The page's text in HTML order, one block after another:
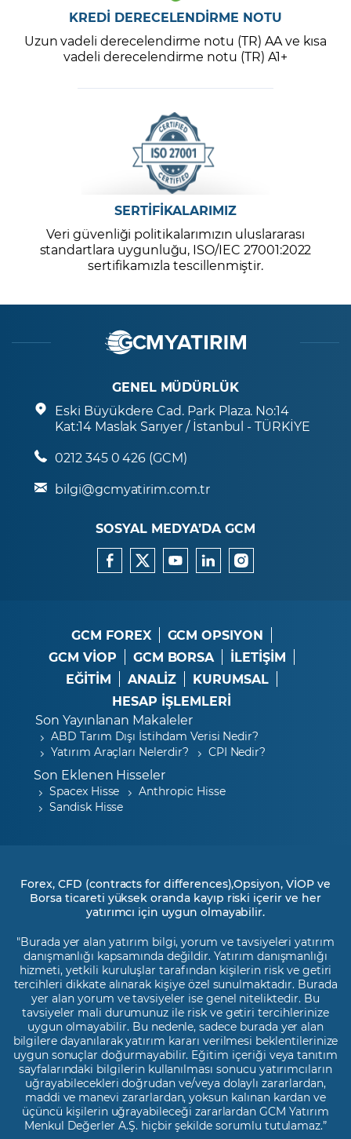
KREDİ DERECELENDİRME NOTU
Uzun vadeli derecelendirme notu (TR) AA ve kısa
vadeli derecelendirme notu (TR) A1+
SERTİFİKALARIMIZ
Veri güvenliği politikalarımızın uluslararası
standartlara uygunluğu, ISO/IEC 27001:2022
sertifikamızla tescillenmiştir.
GENEL MÜDÜRLÜK
Eski Büyükdere Cad. Park Plaza. No:14
Kat:14 Maslak Sarıyer / İstanbul - TÜRKİYE
0212 345 0 426 (GCM)
bilgi@gcmyatirim.com.tr
SOSYAL MEDYA’DA GCM
GCM FOREX
GCM OPSIYON
GCM VİOP
GCM BORSA
İLETİŞİM
EĞİTİM
ANALİZ
KURUMSAL
HESAP İŞLEMLERİ
Son Yayınlanan Makaleler
ABD Tarım Dışı İstihdam Verisi Nedir?
Yatırım Araçları Nelerdir?
CPI Nedir?
Son Eklenen Hisseler
Spacex Hisse
Anthropic Hisse
Sandisk Hisse
Forex, CFD (contracts for differences),Opsiyon, VİOP ve
Borsa ticareti yüksek oranda kayıp riski içerir ve her
yatırımcı için uygun olmayabilir.
"Burada yer alan yatırım bilgi, yorum ve tavsiyeleri yatırım
danışmanlığı kapsamında değildir. Yatırım danışmanlığı
hizmeti, yetkili kuruluşlar tarafından kişilerin risk ve getiri
tercihleri dikkate alınarak kişiye özel sunulmaktadır. Burada
yer alan yorum ve tavsiyeler ise genel niteliktedir. Bu
tavsiyeler mali durumunuz ile risk ve getiri tercihlerinize
uygun olmayabilir. Bu nedenle, sadece burada yer alan
bilgilere dayanılarak yatırım kararı verilmesi beklentilerinize
uygun sonuçlar doğurmayabilir. Eğitim içeriği veya tanıtım
sayfalarındaki bilgilerin kullanılması sonucu yatırımcıların
uğrayabilecekleri doğrudan ve/veya dolaylı zararlardan,
maddi ve manevi zararlardan, yoksun kalınan kardan ve
üçüncü kişilerin uğrayabileceği zararlardan GCM Yatırım
Menkul Değerler A.Ş. hiçbir şekilde sorumlu tutulamaz.”